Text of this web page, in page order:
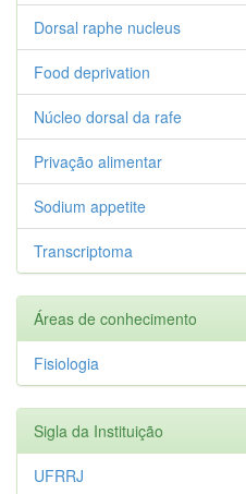
Dorsal raphe nucleus
Food deprivation
Núcleo dorsal da rafe
Privação alimentar
Sodium appetite
Transcriptoma
Áreas de conhecimento
Fisiologia
Sigla da Instituição
UFRRJ